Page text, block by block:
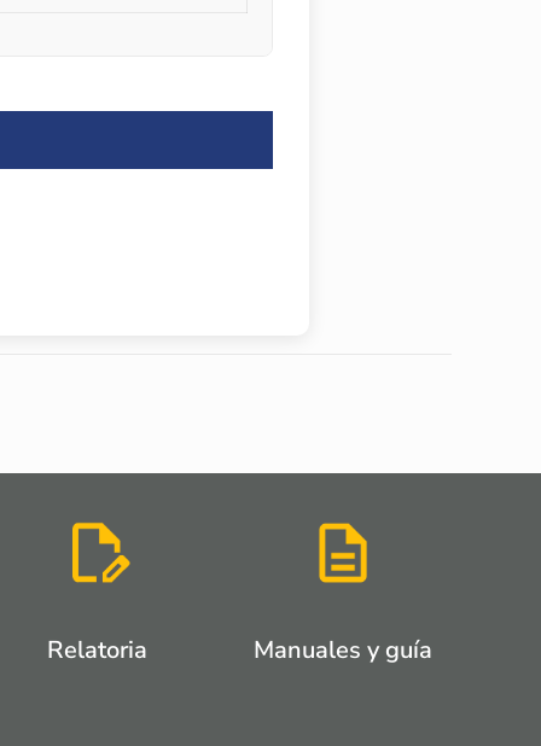
Relatoria Manuales y guía